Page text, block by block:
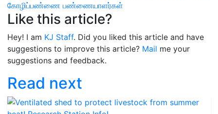
கோழிப்பண்ணை பண்ணையாளர்கள்
Like this article?
Hey! I am KJ Staff. Did you liked this article and have
suggestions to improve this article? Mail me your
suggestions and feedback.
Read next